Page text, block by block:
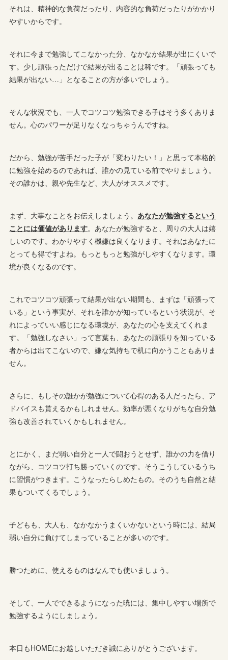
それは、精神的な負荷だったり、内容的な負荷だったりがかかり
やすいからです。
それに今まで勉強してこなかった分、なかなか結果が出にくいで
す。少し頑張っただけで結果が出ることは稀です。「頑張っても
結果が出ない…」となることの方が多いでしょう。
そんな状況でも、一人でコツコツ勉強できる子はそう多くありま
せん。心のパワーが足りなくなっちゃうんですね。
だから、勉強が苦手だった子が「変わりたい！」と思って本格的
に勉強を始めるのであれば、誰かの見ている前でやりましょう。
その誰かは、親や先生など、大人がオススメです。
まず、大事なことをお伝えしましょう。あなたが勉強するという
ことには価値があります。あなたが勉強すると、周りの大人は嬉
しいのです。わかりやすく機嫌は良くなります。それはあなたに
とっても得ですよね。もっともっと勉強がしやすくなります。環
境が良くなるのです。
これでコツコツ頑張って結果が出ない期間も、まずは「頑張って
いる」という事実が、それを誰かが知っているという状況が、そ
れによっていい感じになる環境が、あなたの心を支えてくれま
す。「勉強しなさい」って言葉も、あなたの頑張りを知っている
者からは出てこないので、嫌な気持ちで机に向かうこともありま
せん。
さらに、もしその誰かが勉強について心得のある人だったら、ア
ドバイスも貰えるかもしれません。効率が悪くなりがちな自分勉
強も改善されていくかもしれません。
とにかく、まだ弱い自分と一人で闘おうとせず、誰かの力を借り
ながら、コツコツ打ち勝っていくのです。そうこうしているうち
に習慣がつきます。こうなったらしめたもの。そのうち自然と結
果もついてくるでしょう。
子どもも、大人も、なかなかうまくいかないという時には、結局
弱い自分に負けてしまっていることが多いのです。
勝つために、使えるものはなんでも使いましょう。
そして、一人でできるようになった暁には、集中しやすい場所で
勉強するようにしましょう。
本日もHOMEにお越しいただき誠にありがとうございます。